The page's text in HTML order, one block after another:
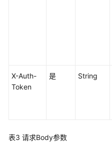
X-Auth-
Token
是 String
表3 请求Body参数